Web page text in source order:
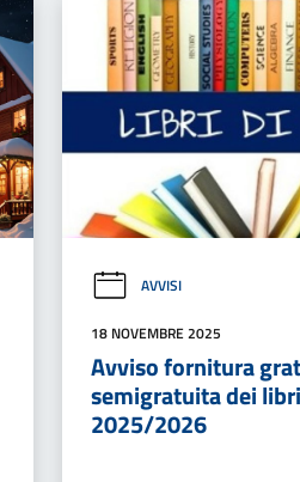
AVVISI
18 NOVEMBRE 2025
Avviso fornitura
semigratuita dei
2025/2026